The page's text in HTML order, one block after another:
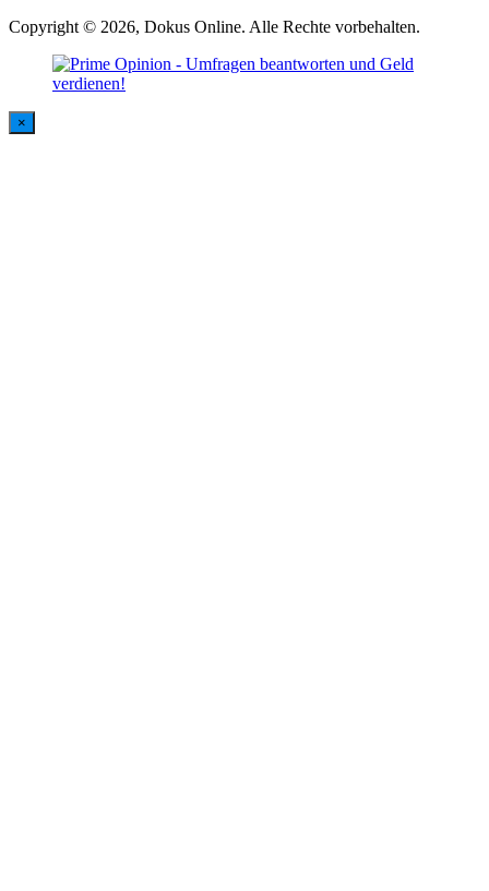
Copyright © 2026, Dokus Online. Alle Rechte vorbehalten.
×